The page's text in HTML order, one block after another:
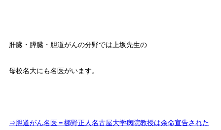
肝臓・膵臓・胆道がんの分野では上坂先生の
母校名大にも名医がいます。
⇒胆道がん名医＝梛野正人名古屋大学病院教授は余命宣告された